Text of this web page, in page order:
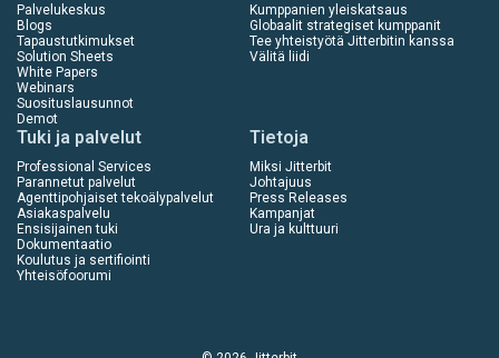
Palvelukeskus
Blogs
Tapaustutkimukset
Solution Sheets
White Papers
Webinars
Suosituslausunnot
Demot
Kumppanien yleiskatsaus
Globaalit strategiset kumppanit
Tee yhteistyötä Jitterbitin kanssa
Välitä liidi
Tuki ja palvelut
Professional Services
Parannetut palvelut
Agenttipohjaiset tekoälypalvelut
Asiakaspalvelu
Ensisijainen tuki
Dokumentaatio
Koulutus ja sertifiointi
Yhteisöfoorumi
Tietoja
Miksi Jitterbit
Johtajuus
Press Releases
Kampanjat
Ura ja kulttuuri